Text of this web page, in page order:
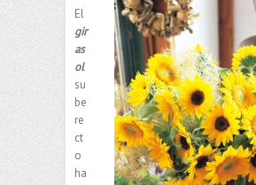
El
gir
as
ol
su
be
re
ct
o
ha